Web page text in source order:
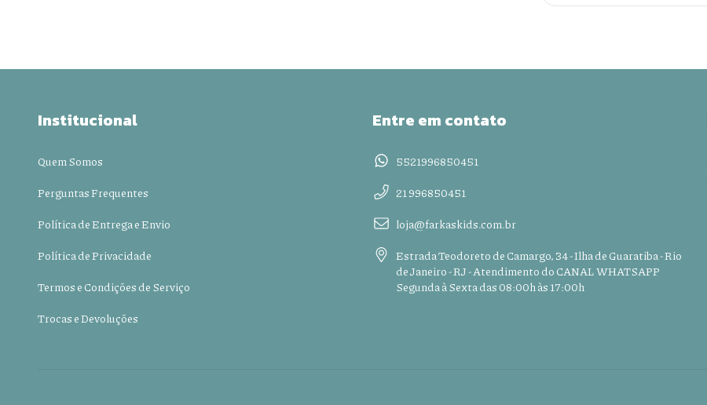
Institucional
Quem Somos
Perguntas Frequentes
Política de Entrega e Envio
Política de Privacidade
Termos e Condições de Serviço
Trocas e Devoluções
Entre em contato
5521996850451
21 996850451
loja@farkaskids.com.br
Estrada Teodoreto de Camargo, 34 - Ilha de Guaratiba - Rio
de Janeiro - RJ - Atendimento do CANAL WHATSAPP
Segunda à Sexta das 08:00h às 17:00h